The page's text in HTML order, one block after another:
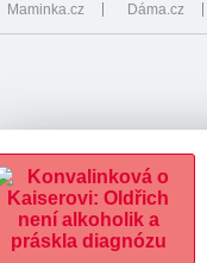
Maminka.cz Dáma.cz